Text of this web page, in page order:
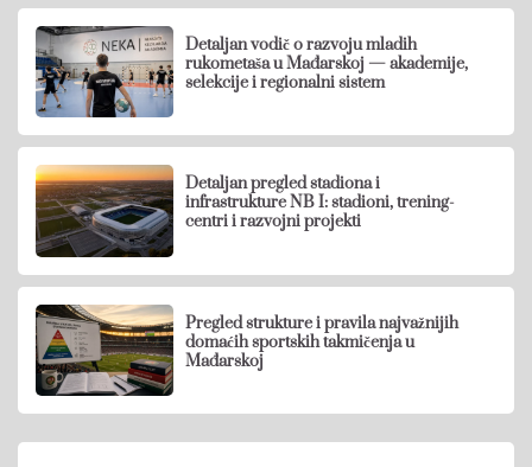
Detaljan vodič o razvoju mladih
rukometaša u Mađarskoj — akademije,
selekcije i regionalni sistem
Detaljan pregled stadiona i
infrastrukture NB I: stadioni, trening-
centri i razvojni projekti
Pregled strukture i pravila najvažnijih
domaćih sportskih takmičenja u
Mađarskoj